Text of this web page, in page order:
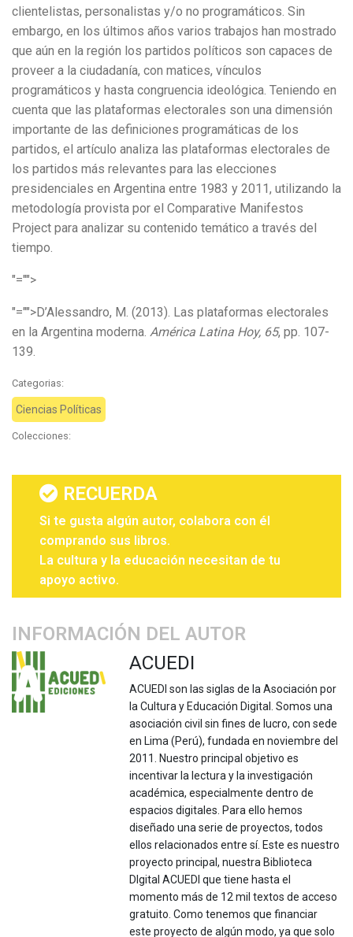
clientelistas, personalistas y/o no programáticos. Sin
embargo, en los últimos años varios trabajos han mostrado
que aún en la región los partidos políticos son capaces de
proveer a la ciudadanía, con matices, vínculos
programáticos y hasta congruencia ideológica. Teniendo en
cuenta que las plataformas electorales son una dimensión
importante de las definiciones programáticas de los
partidos, el artículo analiza las plataformas electorales de
los partidos más relevantes para las elecciones
presidenciales en Argentina entre 1983 y 2011, utilizando la
metodología provista por el Comparative Manifestos
Project para analizar su contenido temático a través del
tiempo.
"="">
"="">D’Alessandro, M. (2013). Las plataformas electorales
en la Argentina moderna. América Latina Hoy, 65, pp. 107-
139.
Categorias:
Ciencias Políticas
Colecciones:
RECUERDA
Si te gusta algún autor, colabora con él
comprando sus libros.
La cultura y la educación necesitan de tu
apoyo activo.
INFORMACIÓN DEL AUTOR
ACUEDI
ACUEDI son las siglas de la Asociación por
la Cultura y Educación Digital. Somos una
asociación civil sin fines de lucro, con sede
en Lima (Perú), fundada en noviembre del
2011. Nuestro principal objetivo es
incentivar la lectura y la investigación
académica, especialmente dentro de
espacios digitales. Para ello hemos
diseñado una serie de proyectos, todos
ellos relacionados entre sí. Este es nuestro
proyecto principal, nuestra Biblioteca
DIgital ACUEDI que tiene hasta el
momento más de 12 mil textos de acceso
gratuito. Como tenemos que financiar
este proyecto de algún modo, ya que solo